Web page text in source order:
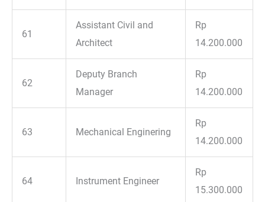
61
Assistant Civil and
Architect
Rp
14.200.000
62
Deputy Branch
Manager
Rp
14.200.000
63 Mechanical Enginering
Rp
14.200.000
64 Instrument Engineer
Rp
15.300.000